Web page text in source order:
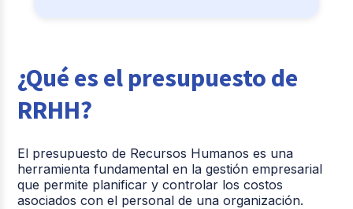
¿Qué es el presupuesto de
RRHH?
El presupuesto de Recursos Humanos es una
herramienta fundamental en la gestión empresarial
que permite planificar y controlar los costos
asociados con el personal de una organización.